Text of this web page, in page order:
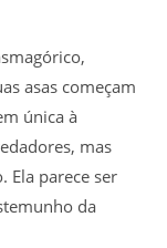
asas começam
única à
mas
parece ser
da